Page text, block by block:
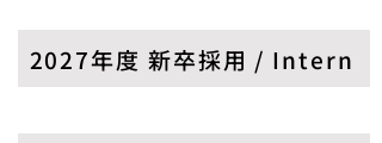
2027年度 新卒採用 / Intern